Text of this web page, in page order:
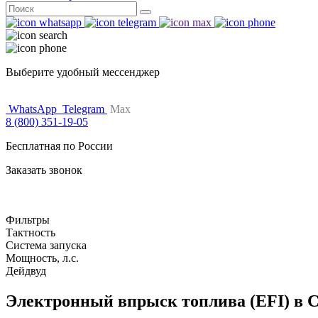
Поиск
for:
Выберите удобный мессенджер
WhatsApp Telegram Max
8 (800) 351-19-05
Бесплатная по России
Заказать звонок
Фильтры
Тактность
Система запуска
Мощность, л.с.
Дейдвуд
Электронный впрыск топлива (EFI) в